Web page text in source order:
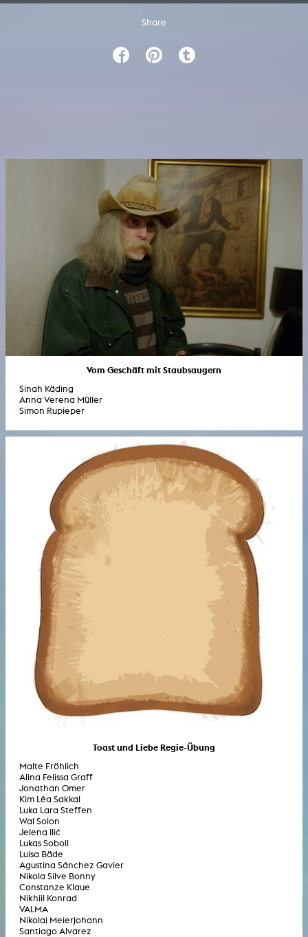
Share
Vom Geschäft mit Staubsaugern
Sinah Käding
Anna Verena Müller
Simon Rupieper
Toast und Liebe Regie-Übung
Malte Fröhlich
Alina Felissa Graff
Jonathan Omer
Kim Lêa Sakkal
Luka Lara Steffen
Wal Solon
Jelena Ilić
Lukas Soboll
Luisa Bäde
Agustina Sánchez Gavier
Nikola Silve Bonny
Constanze Klaue
Nikhiil Konrad
VALMA
Nikolai Meierjohann
Santiago Alvarez